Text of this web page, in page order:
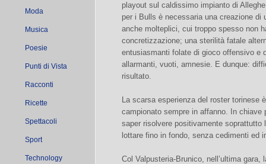
Moda
Musica
Poesie
Punti di Vista
Racconti
Ricette
Spettacoli
Sport
Technology
playout sul caldissimo impianto di
per i Bulls è necessaria una creazione
anche molteplici, cui troppo spesso non
concretizzazione; una sterilità fatale
entusiasmanti folate di gioco offensivo e
allarmanti, vuoti, amnesie. E dunque:
risultato.
La scarsa esperienza del roster torinese
campionato sempre in affanno. In
saper risolvere positivamente
lottare fino in fondo, senza cedimenti ed
Col Valpusteria-Brunico, nell’ultima